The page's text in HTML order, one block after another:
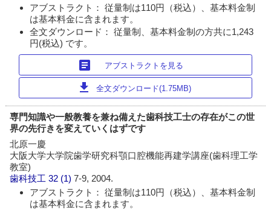
アブストラクト： 従量制は110円（税込）、基本料金制
は基本料金に含まれます。
全文ダウンロード： 従量制、基本料金制の方共に1,243
円(税込) です。
article アブストラクトを見る
download 全文ダウンロード(1.75MB)
専門知識や一般教養を兼ね備えた歯科技工士の存在がこの世
界の先行きを変えていくはずです
北原一慶
大阪大学大学院歯学研究科顎口腔機能再建学講座(歯科理工学
教室)
歯科技工 32 (1)7-9, 2004.
アブストラクト： 従量制は110円（税込）、基本料金制
は基本料金に含まれます。